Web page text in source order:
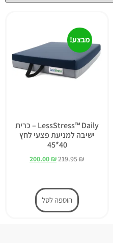
מבצע!
LessStress™ Daily – כרית
ישיבה למניעת פצעי לחץ
40*45
219.95₪
200.00₪
הוספה לסל